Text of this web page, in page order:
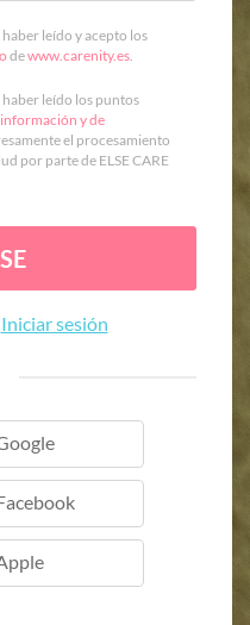
leído y acepto los
dewww.carenity.es.
leído los puntos
y de
el procesamiento
por parte de ELSE CARE
Iniciar sesión
Apple